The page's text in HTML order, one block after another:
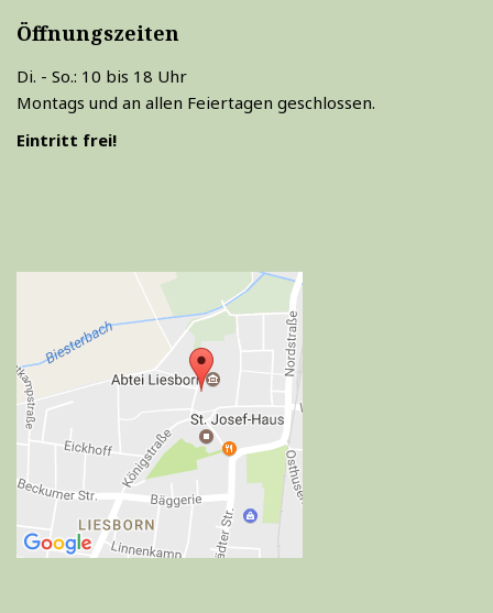
Öffnungszeiten
Di. - So.: 10 bis 18 Uhr
Montags und an allen Feiertagen geschlossen.
Eintritt frei!